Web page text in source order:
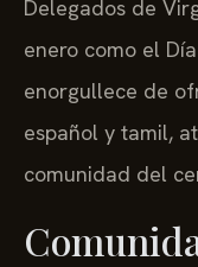
Delegados de
enero como el
enorgullece de
español y tamil,
comunidad del